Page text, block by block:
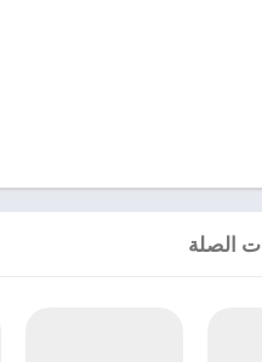
الصلة